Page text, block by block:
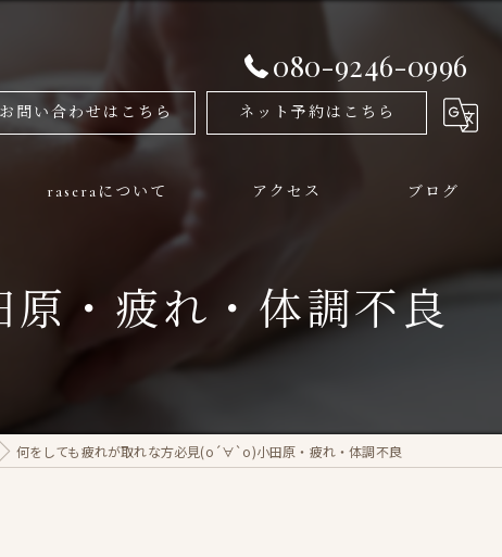
080-9246-0996
お問い合わせはこちら ネット予約はこちら
raseraについて
フェイシャル
痩身
アクセス ブログ
・疲れ・体調不良
何をしても疲れが取れな方必見(о´∀`о)小田原・疲れ・体調不良